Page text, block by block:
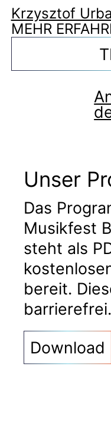
Krzysztof
MEHR
Unser
Das
Musikfest
steht als
bereit.
barrierefrei.
Download